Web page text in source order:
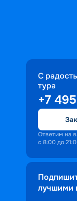
С
тура
+7
Ответим на
с 8:00 до
лучшими